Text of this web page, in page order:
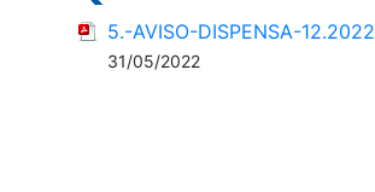
5.-AVISO-DISPENSA-12.2022
31/05/2022